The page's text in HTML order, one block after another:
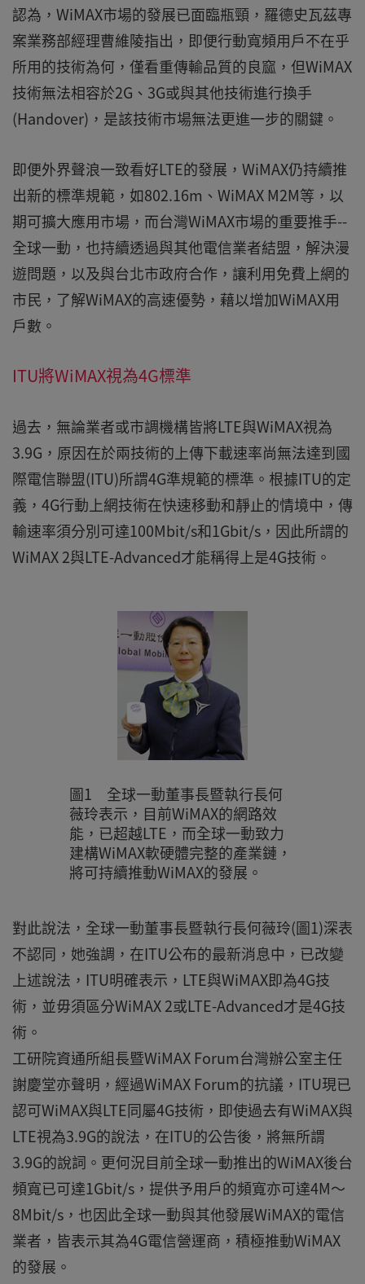
認為，WiMAX市場的發展已面臨瓶頸，羅德史瓦茲專
案業務部經理曹維陵指出，即便行動寬頻用戶不在乎
所用的技術為何，僅看重傳輸品質的良窳，但WiMAX
技術無法相容於2G、3G或與其他技術進行換手
(Handover)，是該技術市場無法更進一步的關鍵。
即便外界聲浪一致看好LTE的發展，WiMAX仍持續推
出新的標準規範，如802.16m、WiMAX M2M等，以
期可擴大應用市場，而台灣WiMAX市場的重要推手--
全球一動，也持續透過與其他電信業者結盟，解決漫
遊問題，以及與台北市政府合作，讓利用免費上網的
市民，了解WiMAX的高速優勢，藉以增加WiMAX用
戶數。
ITU將WiMAX視為4G標準
過去，無論業者或市調機構皆將LTE與WiMAX視為
3.9G，原因在於兩技術的上傳下載速率尚無法達到國
際電信聯盟(ITU)所謂4G準規範的標準。根據ITU的定
義，4G行動上網技術在快速移動和靜止的情境中，傳
輸速率須分別可達100Mbit/s和1Gbit/s，因此所謂的
WiMAX 2與LTE-Advanced才能稱得上是4G技術。
圖1 全球一動董事長暨執行長何
薇玲表示，目前WiMAX的網路效
能，已超越LTE，而全球一動致力
建構WiMAX軟硬體完整的產業鏈，
將可持續推動WiMAX的發展。
對此說法，全球一動董事長暨執行長何薇玲(圖1)深表
不認同，她強調，在ITU公布的最新消息中，已改變
上述說法，ITU明確表示，LTE與WiMAX即為4G技
術，並毋須區分WiMAX 2或LTE-Advanced才是4G技
術。
工研院資通所組長暨WiMAX Forum台灣辦公室主任
謝慶堂亦聲明，經過WiMAX Forum的抗議，ITU現已
認可WiMAX與LTE同屬4G技術，即使過去有WiMAX與
LTE視為3.9G的說法，在ITU的公告後，將無所謂
3.9G的說詞。更何況目前全球一動推出的WiMAX後台
頻寬已可達1Gbit/s，提供予用戶的頻寬亦可達4M～
8Mbit/s，也因此全球一動與其他發展WiMAX的電信
業者，皆表示其為4G電信營運商，積極推動WiMAX
的發展。